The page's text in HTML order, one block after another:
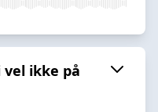
vel ikke på